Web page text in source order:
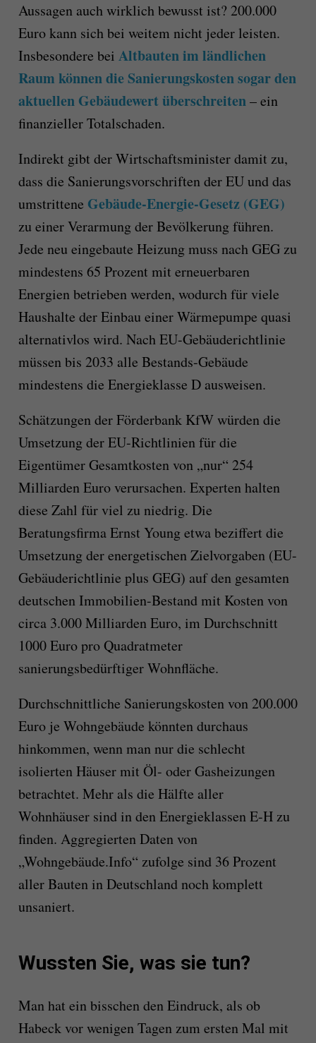
Aussagen auch wirklich bewusst ist? 200.000
Euro kann sich bei weitem nicht jeder leisten.
Insbesondere bei Altbauten im ländlichen
Raum können die Sanierungskosten sogar den
aktuellen Gebäudewert überschreiten– ein
finanzieller Totalschaden.
Indirekt gibt der Wirtschaftsminister damit zu,
dass die Sanierungsvorschriften der EU und das
umstrittene Gebäude-Energie-Gesetz (GEG)
zu einer Verarmung der Bevölkerung führen.
Jede neu eingebaute Heizung muss nach GEG zu
mindestens 65 Prozent mit erneuerbaren
Energien betrieben werden, wodurch fürviele
Haushalte der Einbau einer Wärmepumpe quasi
alternativlos wird. Nach EU-Gebäuderichtlinie
müssen bis 2033 alle Bestands-Gebäude
mindestens die Energieklasse D ausweisen.
Schätzungen der Förderbank KfW würden die
Umsetzung der EU-Richtlinien für die
Eigentümer Gesamtkosten von „nur“ 254
Milliarden Euro verursachen. Experten halten
diese Zahl für viel zu niedrig. Die
Beratungsfirma Ernst Youngetwabeziffert die
Umsetzung der energetischen Zielvorgaben (EU-
Gebäuderichtlinie plus GEG) auf den gesamten
deutschen Immobilien-Bestand mit Kosten von
circa3.000 Milliarden Euro, im Durchschnitt
1000 Euro pro Quadratmeter
sanierungsbedürftigerWohnfläche.
Durchschnittliche Sanierungskosten von200.000
Euro je Wohngebäude könntendurchaus
hinkommen, wenn man nur die schlecht
isolierten Häuser mit Öl- oder Gasheizungen
betrachtet. Mehr als die Hälfte aller
Wohnhäusersind in den Energieklassen E-H zu
finden. Aggregierten Daten von
„Wohngebäude.Info“ zufolge sind 36 Prozent
aller Bauten in Deutschland noch komplett
unsaniert.
Wussten Sie, was sie tun?
Man hat ein bisschen den Eindruck, als ob
Habeck vor wenigen Tagen zum ersten Mal mit